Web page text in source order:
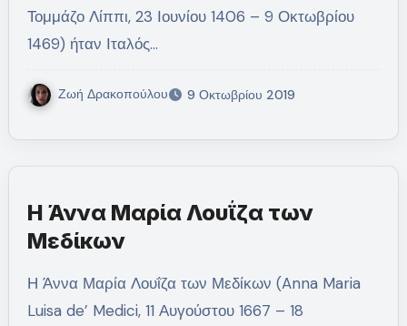
Τομμάζο Λίππι, 23 Ιουνίου 1406 – 9 Οκτωβρίου
1469) ήταν Ιταλός…
Ζωή Δρακοπούλου 9 Οκτωβρίου 2019
Η Άννα Μαρία Λουΐζα των
Μεδίκων
Η Άννα Μαρία Λουΐζα των Μεδίκων (Anna Maria
Luisa de’ Medici, 11 Αυγούστου 1667 – 18